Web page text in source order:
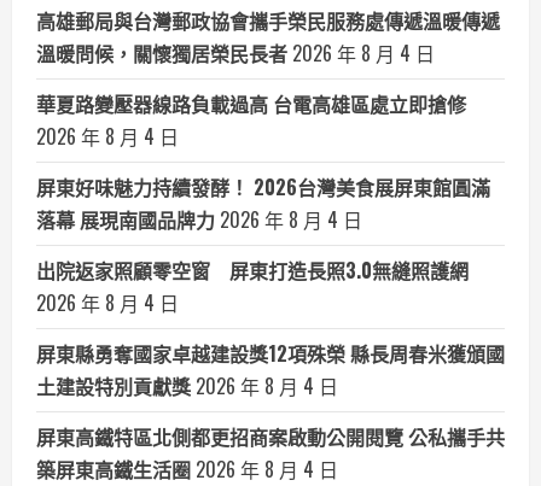
高雄郵局與台灣郵政協會攜手榮民服務處傳遞溫暖傳遞
溫暖問候，關懷獨居榮民長者 2026 年 8 月 4 日
華夏路變壓器線路負載過高 台電高雄區處立即搶修
2026 年 8 月 4 日
屏東好味魅力持續發酵！ 2026台灣美食展屏東館圓滿
落幕 展現南國品牌力 2026 年 8 月 4 日
出院返家照顧零空窗 屏東打造長照3.0無縫照護網
2026 年 8 月 4 日
屏東縣勇奪國家卓越建設獎12項殊榮 縣長周春米獲頒國
土建設特別貢獻獎 2026 年 8 月 4 日
屏東高鐵特區北側都更招商案啟動公開閱覽 公私攜手共
築屏東高鐵生活圈 2026 年 8 月 4 日